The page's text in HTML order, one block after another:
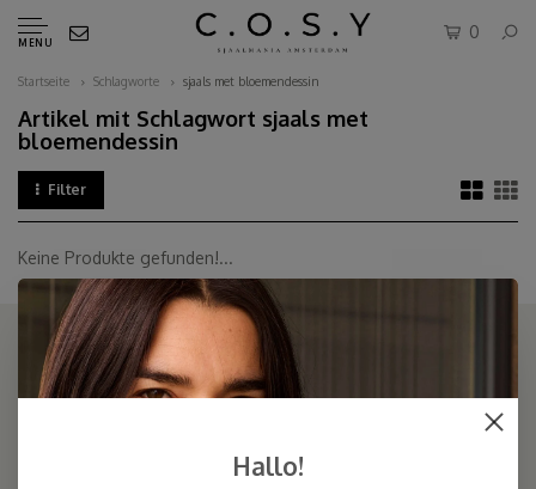
MENU
0
Startseite Schlagworte sjaals met bloemendessin
Artikel mit Schlagwort sjaals met
bloemendessin
Filter
Keine Produkte gefunden!...
kleuren/Luxury basic scarves made of high quality natural yarns
Hallo!